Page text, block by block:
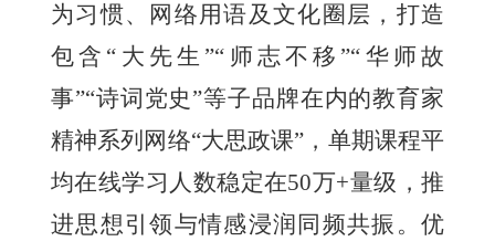
为习惯、网络用语及文化圈层，打造
包含“大先生”“师志不移”“华师故
事”“诗词党史”等子品牌在内的教育家
精神系列网络“大思政课”，单期课程平
均在线学习人数稳定在50万+量级，推
进思想引领与情感浸润同频共振。优